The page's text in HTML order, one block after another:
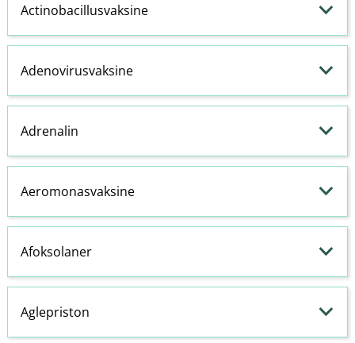
Actinobacillusvaksine
Adenovirusvaksine
Adrenalin
Aeromonasvaksine
Afoksolaner
Aglepriston